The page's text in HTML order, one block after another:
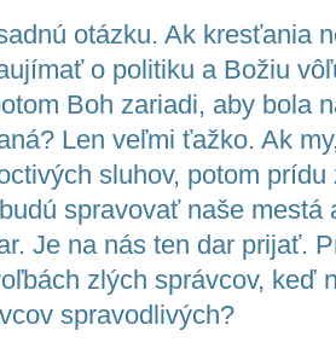
otázku. Ak kresťania
o politiku a Božiu
Boh zariadi, aby bola
Len veľmi ťažko. Ak
sluhov, potom
spravovať naše mestá
Je na nás ten dar prijať.
zlých správcov, keď
spravodlivých?